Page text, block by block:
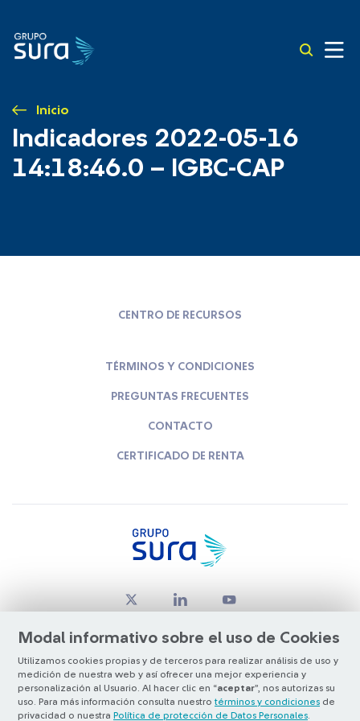
Inicio
Indicadores 2022-05-16
14:18:46.0 – IGBC-CAP
Modal informativo sobre el uso de Cookies
Utilizamos cookies propias y de terceros para realizar análisis de uso y
medición de nuestra web y así ofrecer una mejor experiencia y
personalización al Usuario. Al hacer clic en “aceptar”, nos autorizas su
uso. Para más información consulta nuestro términos y condiciones de
privacidad o nuestra Política de protección de Datos Personales
CENTRO DE RECURSOS
TÉRMINOS Y CONDICIONES
PREGUNTAS FRECUENTES
CONTACTO
CERTIFICADO DE RENTA
© Copyright Grupo SURA 2026